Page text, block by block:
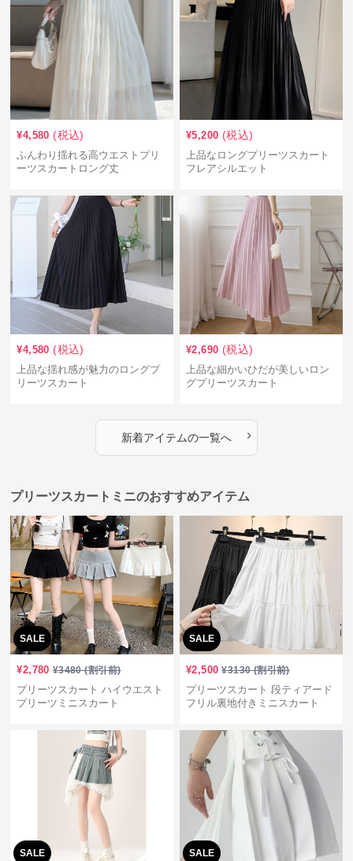
¥4,580 (税込)
ふんわり揺れる高ウエストプリ
ーツスカートロング丈
¥5,200 (税込)
上品なロングプリーツスカート
フレアシルエット
¥4,580 (税込)
上品な揺れ感が魅力のロングプ
リーツスカート
¥2,690 (税込)
上品な細かいひだが美しいロン
グプリーツスカート
新着アイテムの一覧へ ›
プリーツスカートミニのおすすめアイテム
SALE
¥2,780 ¥3480(割引前)
プリーツスカート ハイウエスト
プリーツミニスカート
SALE
¥2,500 ¥3130(割引前)
プリーツスカート 段ティアード
フリル裏地付きミニスカート
SALE SALE